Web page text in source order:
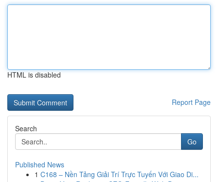
HTML is disabled
Report Page
Search
Go
Published News
1 C168 – Nền Tảng Giải Trí Trực Tuyến Với Giao Di...